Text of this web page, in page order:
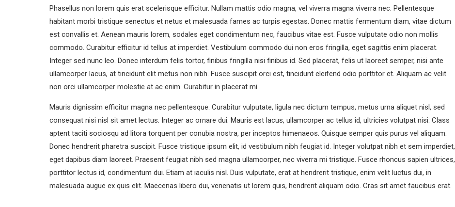
DAY IN LONDON TITLE: DESCRIPTION:
Engineering
Car industry
Phasellus non lorem quis erat scelerisque efficitur. Nullam mattis odio magna, vel viverra magna viverra nec. Pellentesque
habitant morbi tristique senectus et netus et malesuada fames ac turpis egestas. Donec mattis fermentum diam, vitae dictum
est convallis et. Aenean mauris lorem, sodales eget condimentum nec, faucibus vitae est. Fusce vulputate odio non mollis
commodo. Curabitur efficitur id tellus at imperdiet. Vestibulum commodo dui non eros fringilla, eget sagittis enim placerat.
Integer sed nunc leo. Donec interdum felis tortor, finibus fringilla nisi finibus id. Sed placerat, felis ut laoreet semper, nisi ante
ullamcorper lacus, at tincidunt elit metus non nibh. Fusce suscipit orci est, tincidunt eleifend odio porttitor et. Aliquam ac velit
non orci ullamcorper molestie at ac enim. Curabitur in placerat mi.
Mauris dignissim efficitur magna nec pellentesque. Curabitur vulputate, ligula nec dictum tempus, metus urna aliquet nisl, sed
consequat nisi nisl sit amet lectus. Integer ac ornare dui. Mauris est lacus, ullamcorper ac tellus id, ultricies volutpat nisi. Class
aptent taciti sociosqu ad litora torquent per conubia nostra, per inceptos himenaeos. Quisque semper quis purus vel aliquam.
Donec hendrerit pharetra suscipit. Fusce tristique ipsum elit, id vestibulum nibh feugiat id. Integer volutpat nibh et sem imperdiet,
eget dapibus diam laoreet. Praesent feugiat nibh sed magna ullamcorper, nec viverra mi tristique. Fusce rhoncus sapien ultrices,
porttitor lectus id, condimentum dui. Etiam at iaculis nisl. Duis vulputate, erat at hendrerit tristique, enim velit luctus dui, in
malesuada augue ex quis elit. Maecenas libero dui, venenatis ut lorem quis, hendrerit aliquam odio. Cras sit amet faucibus erat.